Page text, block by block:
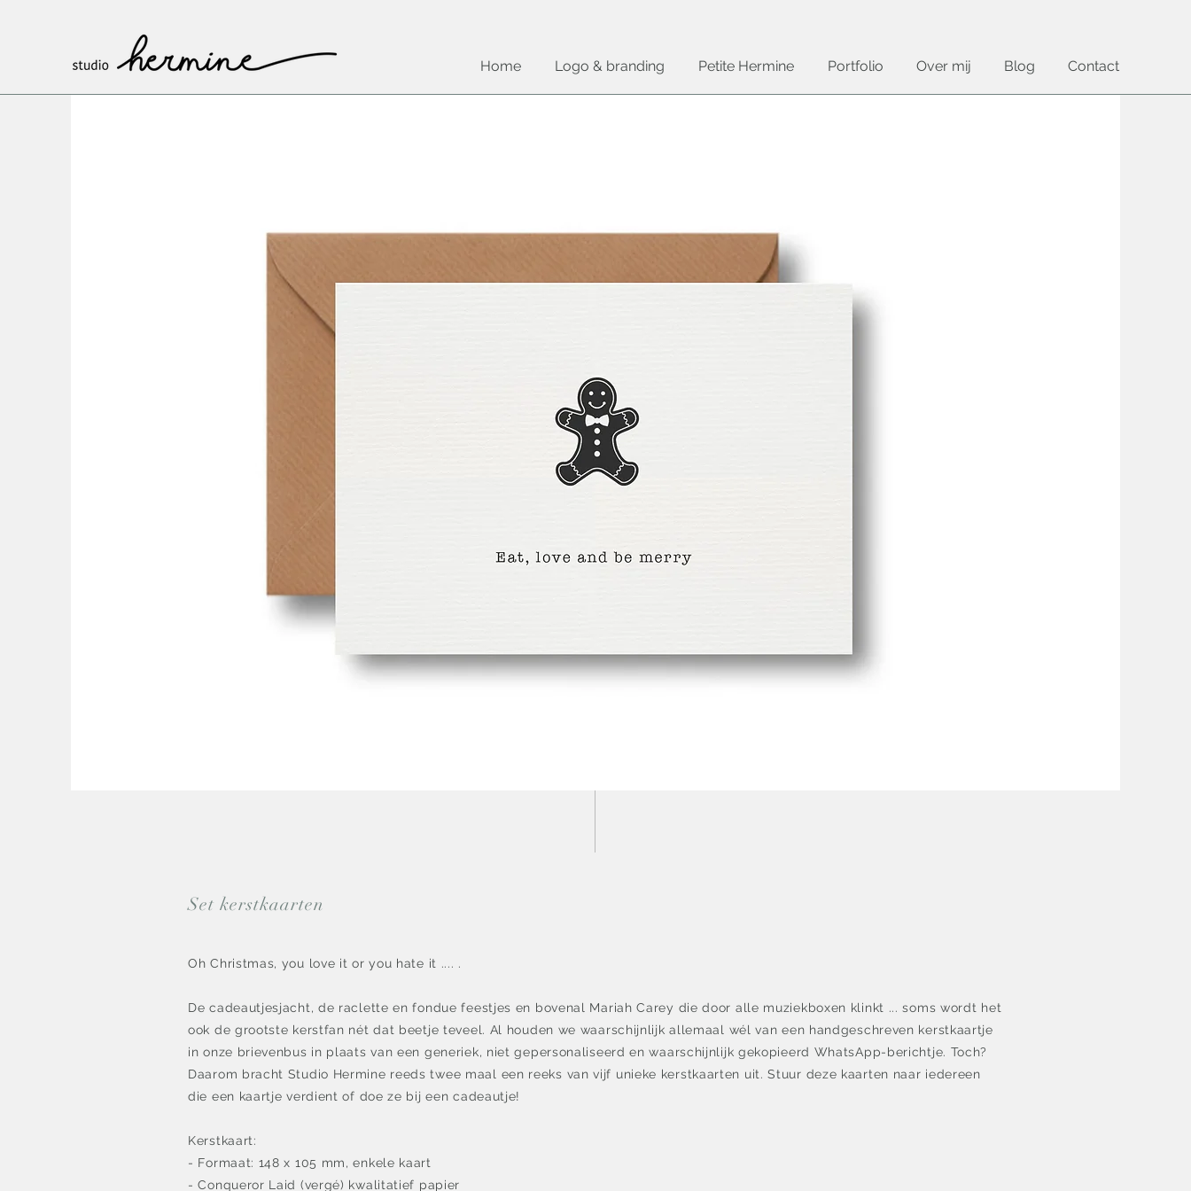
Home Logo & branding Petite Hermine Portfolio Over mij Blog Contact
Set kerstkaarten
Oh Christmas, you love it or you hate it .... .
De cadeautjesjacht, de raclette en fondue feestjes en bovenal Mariah Carey die door alle muziekboxen klinkt ... soms wordt het
ook de grootste kerstfan nét dat beetje teveel. Al houden we waarschijnlijk allemaal wél van een handgeschreven kerstkaartje
in onze brievenbus in plaats van een generiek, niet gepersonaliseerd en waarschijnlijk gekopieerd WhatsApp-berichtje. Toch?
Daarom bracht Studio Hermine reeds twee maal een reeks van vijf unieke kerstkaarten uit. Stuur deze kaarten naar iedereen
die een kaartje verdient of doe ze bij een cadeautje!
Kerstkaart:
- Formaat: 148 x 105 mm, enkele kaart
- Conqueror Laid (vergé) kwalitatief papier